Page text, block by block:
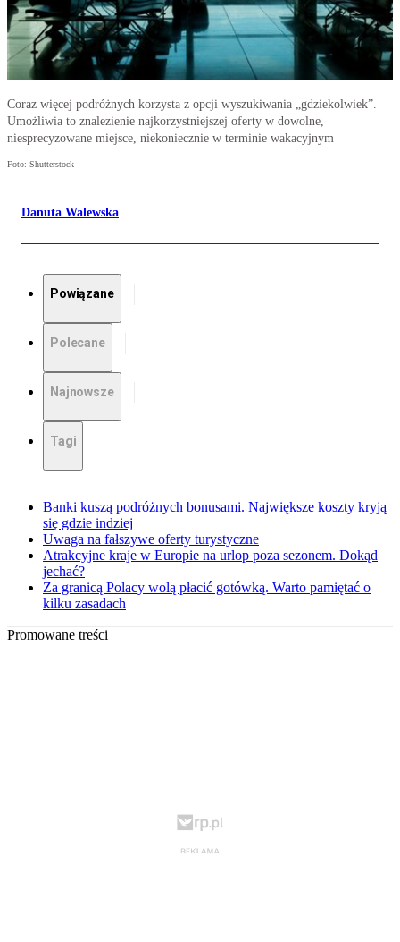
Coraz więcej podróżnych korzysta z opcji wyszukiwania „gdziekolwiek”.
Umożliwia to znalezienie najkorzystniejszej oferty w dowolne,
niesprecyzowane miejsce, niekoniecznie w terminie wakacyjnym
Foto: Shutterstock
Danuta Walewska
Powiązane
Polecane
Najnowsze
Tagi
Banki kuszą podróżnych bonusami. Największe koszty kryją
się gdzie indziej
Uwaga na fałszywe oferty turystyczne
Atrakcyjne kraje w Europie na urlop poza sezonem. Dokąd
jechać?
Za granicą Polacy wolą płacić gotówką. Warto pamiętać o
kilku zasadach
Promowane treści